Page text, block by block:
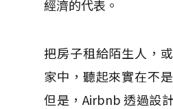
經濟的代表。
把房子租給陌生人，
家中，聽起來實在不
但是，Airbnb 透過設